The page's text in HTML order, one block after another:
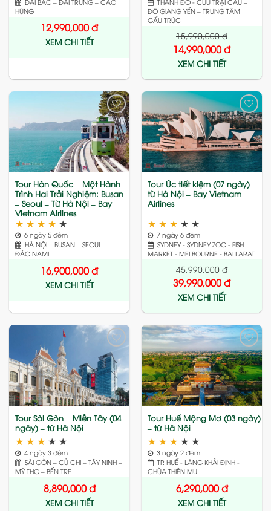
HÙNG
12,990,000đ
XEM CHI TIẾT
ĐÔ GIANG YẾN – TRUNG TÂM
GẤU TRÚC
15,990,000đ
14,990,000đ
XEM CHI TIẾT
Add
to
wishlist
Tour Hàn Quốc – Một Hành
Trình Hai Trải Nghiệm: Busan
– Seoul – Từ Hà Nội – Bay
Vietnam Airlines
★ ★ ★ ★ ★
6 ngày 5 đêm
HÀ NỘI – BUSAN – SEOUL –
ĐẢO NAMI
16,900,000đ
XEM CHI TIẾT
Add
to
wishlist
Tour Úc tiết kiệm (07 ngày) –
từ Hà Nội – Bay Vietnam
Airlines
★ ★ ★ ★ ★
7 ngày 6 đêm
SYDNEY - SYDNEY ZOO - FISH
MARKET - MELBOURNE - BALLARAT
45,990,000đ
39,990,000đ
XEM CHI TIẾT
Add
to
wishlist
Tour Sài Gòn – Miền Tây (04
ngày) – từ Hà Nội
★ ★ ★ ★ ★
4 ngày 3 đêm
SÀI GÒN – CỦ CHI – TÂY NINH –
MỸ THO – BẾN TRE
8,890,000đ
XEM CHI TIẾT
Add
to
wishlist
Tour Huế Mộng Mơ (03 ngày)
– từ Hà Nội
★ ★ ★ ★ ★
3 ngày 2 đêm
TP. HUẾ - LĂNG KHẢI ĐỊNH -
CHÙA THIÊN MỤ
6,290,000đ
XEM CHI TIẾT